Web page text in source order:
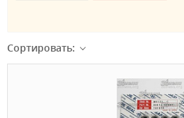
Сортировать: